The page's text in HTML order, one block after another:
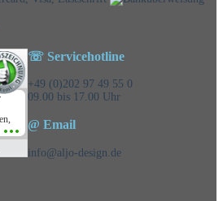
☏ Servicehotline
+49 (0)202 97 49 55 0
09.00 bis 17.00 Uhr
@ Email
info@aljo-design.de